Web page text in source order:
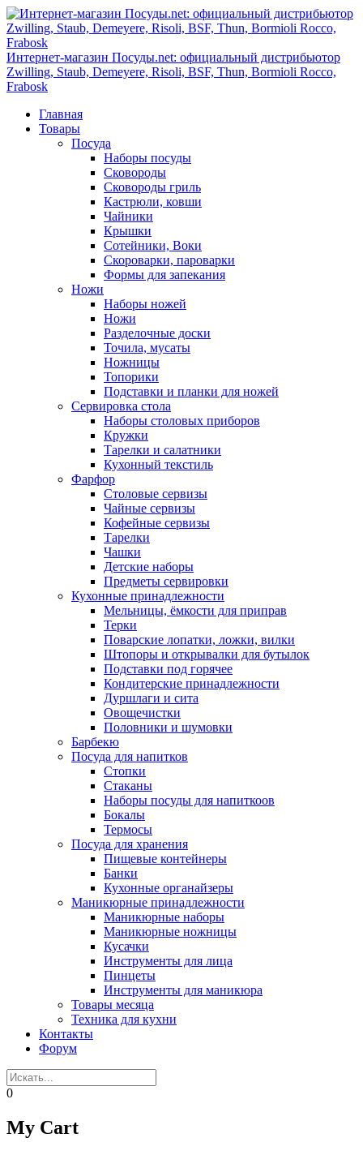
Интернет-магазин Посуды.net: официальный дистрибьютор
Zwilling, Staub, Demeyere, Risoli, BSF, Thun, Bormioli Rocco,
Frabosk
Главная
Товары
Посуда
Наборы посуды
Сковороды
Сковороды гриль
Кастрюли, ковши
Чайники
Крышки
Сотейники, Воки
Скороварки, пароварки
Формы для запекания
Ножи
Наборы ножей
Ножи
Разделочные доски
Точила, мусаты
Ножницы
Топорики
Подставки и планки для ножей
Сервировка стола
Наборы столовых приборов
Кружки
Тарелки и салатники
Кухонный текстиль
Фарфор
Столовые сервизы
Чайные сервизы
Кофейные сервизы
Тарелки
Чашки
Детские наборы
Предметы сервировки
Кухонные принадлежности
Мельницы, ёмкости для приправ
Терки
Поварские лопатки, ложки, вилки
Штопоры и открывалки для бутылок
Подставки под горячее
Кондитерские принадлежности
Дуршлаги и сита
Овощечистки
Половники и шумовки
Барбекю
Посуда для напитков
Стопки
Стаканы
Наборы посуды для напиткоов
Бокалы
Термосы
Посуда для хранения
Пищевые контейнеры
Банки
Кухонные органайзеры
Маникюрные принадлежности
Маникюрные наборы
Маникюрные ножницы
Кусачки
Инструменты для лица
Пинцеты
Инструменты для маникюра
Товары месяца
Техника для кухни
Контакты
Форум
0
My Cart